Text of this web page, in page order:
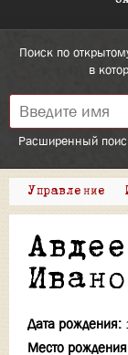
Поиск по
в
Расширенный
Управление
Дата рождения:
Место